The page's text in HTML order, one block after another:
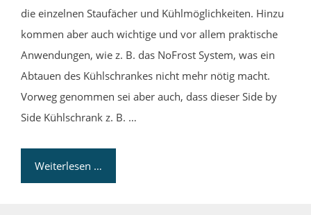
die einzelnen Staufächer und Kühlmöglichkeiten. Hinzu
kommen aber auch wichtige und vor allem praktische
Anwendungen, wie z. B. das NoFrost System, was ein
Abtauen des Kühlschrankes nicht mehr nötig macht.
Vorweg genommen sei aber auch, dass dieser Side by
Side Kühlschrank z. B. …
Weiterlesen …